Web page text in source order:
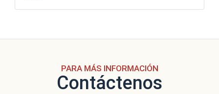
PARA MÁS INFORMACIÓN
Contáctenos